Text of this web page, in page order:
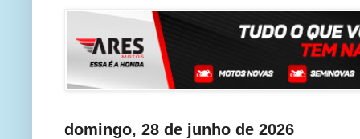
domingo, 28 de junho de 2026